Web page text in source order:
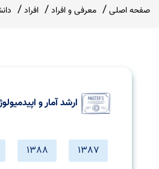
صفحه اصلی معرفی و افراد افراد
ارشد آمار و
1387
1388